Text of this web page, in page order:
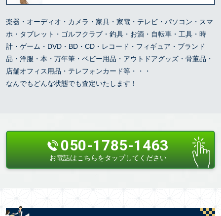
楽器・オーディオ・カメラ・家具・家電・テレビ・パソコン・スマ
ホ・タブレット・ゴルフクラブ・釣具・お酒・自転車・工具・時
計・ゲーム・DVD・BD・CD・レコード・フィギュア・ブランド
品・洋服・本・万年筆・ベビー用品・アウトドアグッズ・骨董品・
店舗オフィス用品・テレフォンカード等・・・
なんでもどんな状態でも査定いたします！
050-1785-1463
お電話はこちらをタップしてください